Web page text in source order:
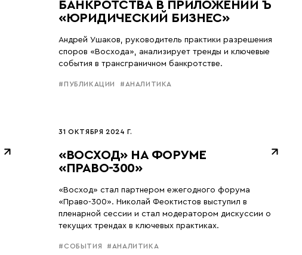
БАНКРОТСТВА В ПРИЛОЖЕНИИ Ъ
«ЮРИДИЧЕСКИЙ БИЗНЕС»
Андрей Ушаков, руководитель практики разрешения
споров «Восхода», анализирует тренды и ключевые
события в трансграничном банкротстве.
#ПУБЛИКАЦИИ #АНАЛИТИКА
31 ОКТЯБРЯ 2024 Г.
«ВОСХОД» НА ФОРУМЕ
«ПРАВО-300»
«Восход» стал партнером ежегодного форума
«Право-300». Николай Феоктистов выступил в
пленарной сессии и стал модератором дискуссии о
текущих трендах в ключевых практиках.
#СОБЫТИЯ #АНАЛИТИКА